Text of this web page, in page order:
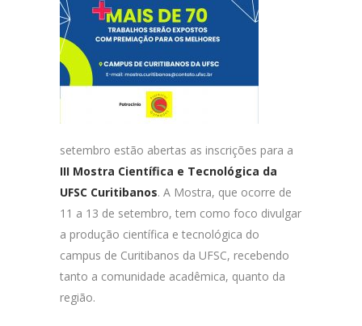
setembro estão abertas as inscrições para a
III Mostra Científica e Tecnológica da
UFSC Curitibanos. A Mostra, que ocorre de
11 a 13 de setembro, tem como foco divulgar
a produção científica e tecnológica do
campus de Curitibanos da UFSC, recebendo
tanto a comunidade acadêmica, quanto da
região.